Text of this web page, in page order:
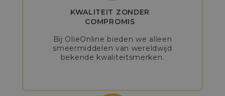
KWALITEIT ZONDER
COMPROMIS
Bij OlieOnline bieden we alleen
smeermiddelen van wereldwijd
bekende kwaliteitsmerken.